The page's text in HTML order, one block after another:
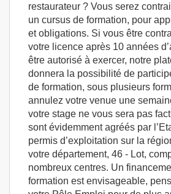
restaurateur ? Vous serez
un cursus de formation, pour
et obligations. Si vous être
votre licence après 10 années
être autorisé à exercer, notre
donnera la possibilité de
de formation, sous plusieurs
annulez votre venue une
votre stage ne vous sera pas
sont évidemment agréés par
permis d’exploitation sur la
votre département, 46 - Lot,
nombreux centres. Un
formation est envisageable,